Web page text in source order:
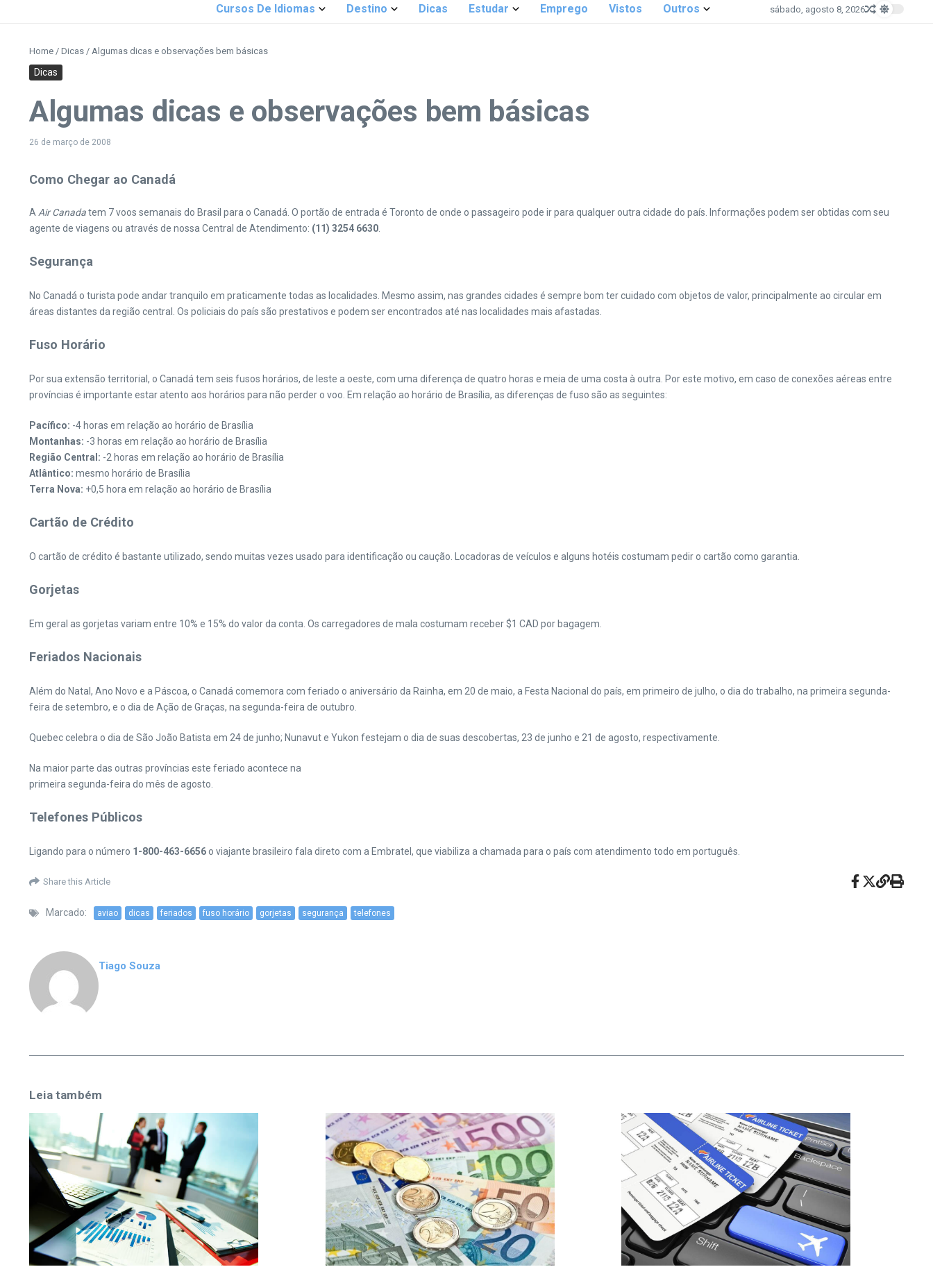
Cursos De Idiomas Destino Dicas Estudar Emprego Vistos Outros sábado, agosto 8, 2026
Home / Dicas / Algumas dicas e observações bem básicas
Dicas
Algumas dicas e observações bem básicas
26 de março de 2008
Como Chegar ao Canadá
A Air Canadatem 7 voos semanais do Brasil para o Canadá. O portão de entrada é Toronto de onde o passageiro pode ir para qualquer outra cidade do país. Informações podem ser obtidas com seu
agente de viagens ou através de nossa Central de Atendimento: (11) 3254 6630
Segurança
No Canadá o turista pode andar tranquilo em praticamente todas as localidades. Mesmo assim, nas grandes cidades é sempre bom ter cuidado com objetos de valor, principalmente ao circular em
áreas distantes da região central. Os policiais do país são prestativos e podem ser encontrados até nas localidades mais afastadas.
Fuso Horário
Por sua extensão territorial, o Canadá tem seis fusos horários, de leste a oeste, com uma diferença de quatro horas e meia de uma costa à outra. Por este motivo, em caso de conexões aéreas entre
províncias é importante estar atento aos horários para não perder o voo. Em relação ao horário de Brasília, as diferenças de fuso são as seguintes:
Pacífico: -4 horas em relação ao horário de Brasília
Montanhas: -3 horas em relação ao horário de Brasília
Região Central: -2 horas em relação ao horário de Brasília
Atlântico: mesmo horário de Brasília
Terra Nova: +0,5 hora em relação ao horário de Brasília
Cartão de Crédito
O cartão de crédito é bastante utilizado, sendo muitas vezes usado para identificação ou caução. Locadoras de veículos e alguns hotéis costumam pedir o cartão como garantia.
Gorjetas
Em geral as gorjetas variam entre 10% e 15% do valor da conta. Os carregadores de mala costumam receber $1 CAD por bagagem.
Feriados Nacionais
Além do Natal, Ano Novo e a Páscoa, o Canadá comemora com feriado o aniversário da Rainha, em 20 de maio, a Festa Nacional do país, em primeiro de julho, o dia do trabalho, na primeira segunda-
feira de setembro, e o dia de Ação de Graças, na segunda-feira de outubro.
Quebec celebra o dia de São João Batista em 24 de junho; Nunavut e Yukon festejam o dia de suas descobertas, 23 de junho e 21 de agosto, respectivamente.
Na maior parte das outras províncias este feriado acontece na
primeira segunda-feira do mês de agosto.
Telefones Públicos
Ligando para o número 1-800-463-6656o viajante brasileiro fala direto com a Embratel, que viabiliza a chamada para o país com atendimento todo em português.
Share this Article
Marcado: aviao dicas feriados fuso horário gorjetas segurança telefones
Tiago Souza
Leia também